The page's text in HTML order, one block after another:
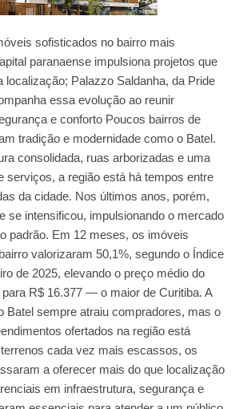
sofisticados no bairro mais
paranaense impulsiona projetos que
localização; Palazzo Saldanha, da Pride
essa evolução ao reunir
e conforto Poucos bairros de
tradição e modernidade como o Batel.
consolidada, ruas arborizadas e uma
serviços, a região está há tempos entre
da cidade. Nos últimos anos, porém,
se intensificou, impulsionando o mercado
padrão. Em 12 meses, os imóveis
valorizaram 50,1%, segundo o Índice
de 2025, elevando o preço médio do
R$ 16.377 — o maior de Curitiba. A
Batel sempre atraiu compradores, mas o
ofertados na região está
cada vez mais escassos, os
a oferecer mais do que localização
em infraestrutura, segurança e